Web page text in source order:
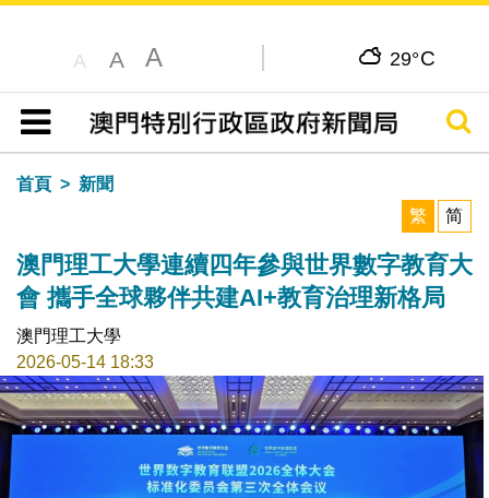
A A A 29°C
目錄
搜尋
首頁
新聞
繁
简
澳門理工大學連續四年參與世界數字教育大
會 攜手全球夥伴共建AI+教育治理新格局
澳門理工大學
2026-05-14 18:33